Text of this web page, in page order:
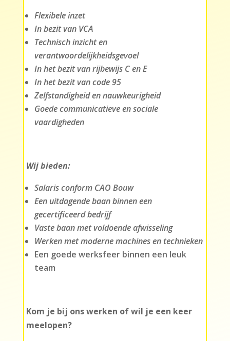
Flexibele inzet
In bezit van VCA
Technisch inzicht en
verantwoordelijkheidsgevoel
In het bezit van rijbewijs C en E
In het bezit van code 95
Zelfstandigheid en nauwkeurigheid
Goede communicatieve en sociale
vaardigheden
Wij bieden:
Salaris conform CAO Bouw
Een uitdagende baan binnen een
gecertificeerd bedrijf
Vaste baan met voldoende afwisseling
Werken met moderne machines en technieken
Een goede werksfeer binnen een leuk
team
Kom je bij ons werken of wil je een keer
meelopen?